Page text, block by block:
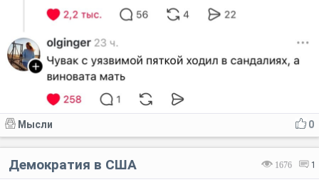
0
Мысли
1676 1
Демократия в США